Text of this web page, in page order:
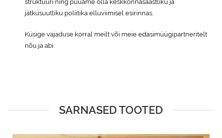
struktuuri ning püüame olla keskkonnasäästliku ja
jätkusuutliku poliitika elluviimisel esirinnas.
Küsige vajaduse korral meilt või meie edasimüügipartneritelt
nõu ja abi.
SARNASED TOOTED